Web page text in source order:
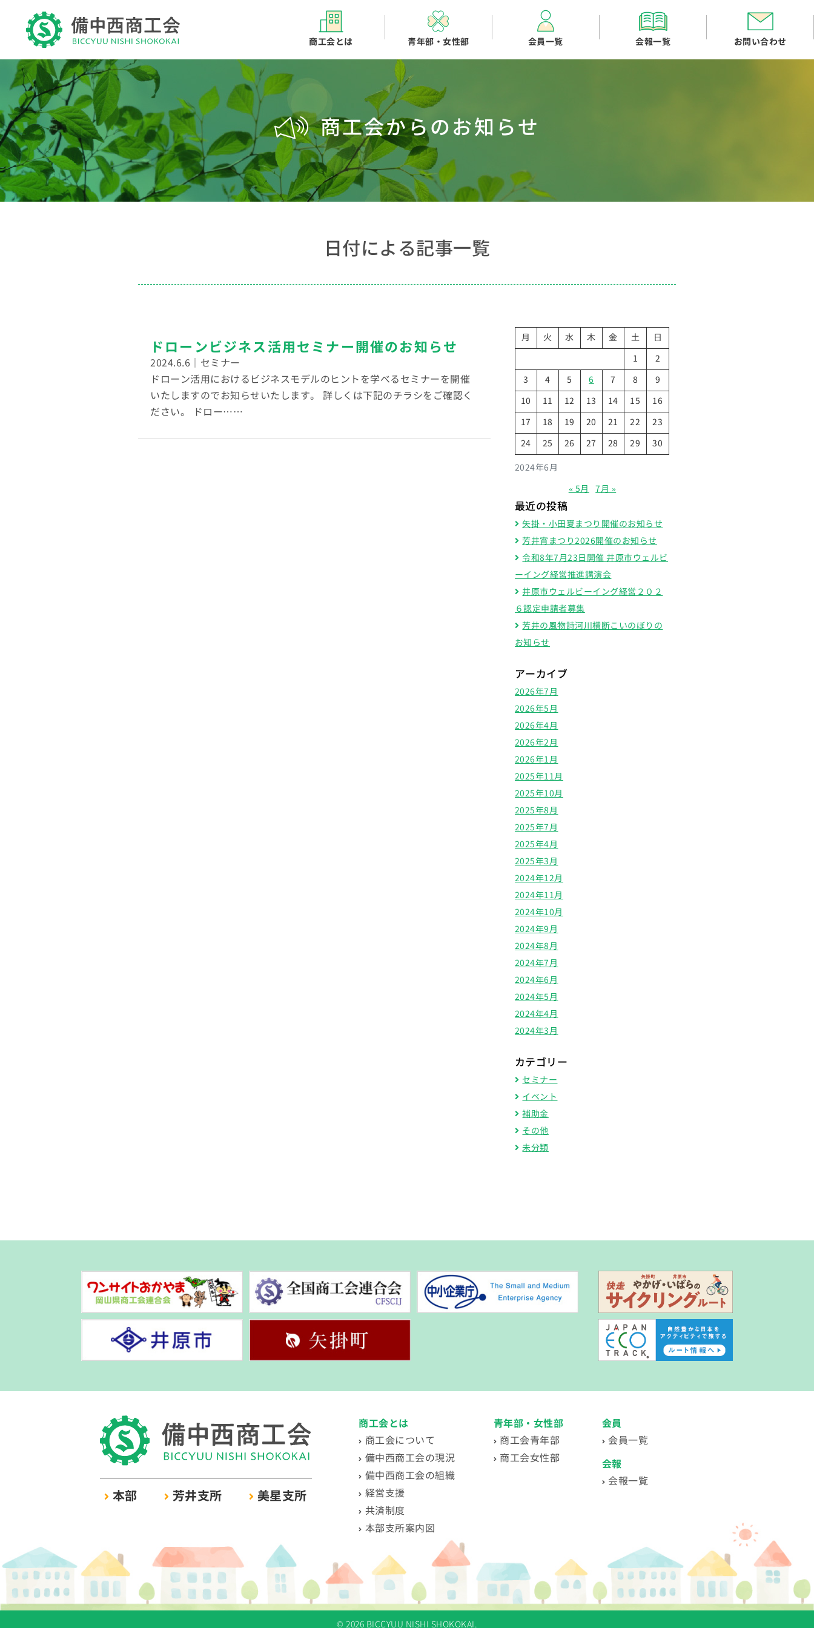
商工会とは 青年部・女性部 会員一覧 会報一覧 お問い合わせ
商工会からのお知らせ
日付による記事一覧
ドローンビジネス活用セミナー開催のお知らせ
2024.6.6 ｜セミナー
ドローン活用におけるビジネスモデルのヒントを学べるセミナーを開催
いたしますのでお知らせいたします。 詳しくは下記のチラシをご確認く
ださい。 ドロー……
2024年6月
月 火 水 木 金 土 日
1 2
3 4 5 6 7 8 9
10 11 12 13 14 15 16
17 18 19 20 21 22 23
24 25 26 27 28 29 30
« 5月 7月 »
最近の投稿
矢掛・小田夏まつり開催のお知らせ
芳井宵まつり2026開催のお知らせ
令和8年7月23日開催 井原市ウェルビ
ーイング経営推進講演会
井原市ウェルビーイング経営２０２
６認定申請者募集
芳井の風物詩河川横断こいのぼりの
お知らせ
アーカイブ
2026年7月
2026年5月
2026年4月
2026年2月
2026年1月
2025年11月
2025年10月
2025年8月
2025年7月
2025年4月
2025年3月
2024年12月
2024年11月
2024年10月
2024年9月
2024年8月
2024年7月
2024年6月
2024年5月
2024年4月
2024年3月
カテゴリー
セミナー
イベント
補助金
その他
未分類
本部 芳井支所 美星支所
商工会とは
商工会について
備中西商工会の現況
備中西商工会の組織
経営支援
共済制度
本部支所案内図
青年部・女性部
商工会青年部
商工会女性部
会員
会員一覧
会報
会報一覧
© 2026 BICCYUU NISHI SHOKOKAI.